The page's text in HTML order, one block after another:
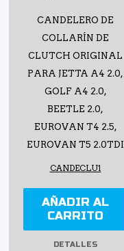
CANDELERO DE
COLLARÍN DE
CLUTCH ORIGINAL
PARA JETTA A4 2.0,
GOLF A4 2.0,
BEETLE 2.0,
EUROVAN T4 2.5,
EUROVAN T5 2.0TDI
CANDECLU1
AÑADIR AL
CARRITO
DETALLES